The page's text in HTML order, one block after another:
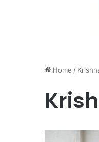
Home /